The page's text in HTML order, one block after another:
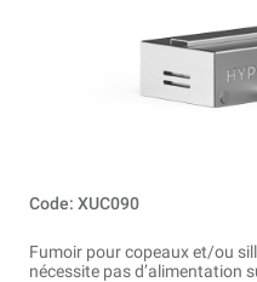
Code: XUC090
Fumoir pour copeaux et/ou
nécessite pas d’alimentation